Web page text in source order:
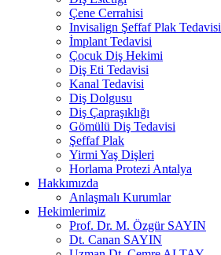
Çene Cerrahisi
Invisalign Şeffaf Plak Tedavisi
İmplant Tedavisi
Çocuk Diş Hekimi
Diş Eti Tedavisi
Kanal Tedavisi
Diş Dolgusu
Diş Çapraşıklığı
Gömülü Diş Tedavisi
Şeffaf Plak
Yirmi Yaş Dişleri
Horlama Protezi Antalya
Hakkımızda
Anlaşmalı Kurumlar
Hekimlerimiz
Prof. Dr. M. Özgür SAYIN
Dt. Canan SAYIN